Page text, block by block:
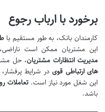
برخورد با ارباب رجوع
کارمندان بانک، به طور مستقیم با
این مشتریان ممکن است
مدیریت انتظارات مشتریان، حل
های ارتباطی قویدر شرایط
این شغل مورد نیاز است.تعاملات
باشد.